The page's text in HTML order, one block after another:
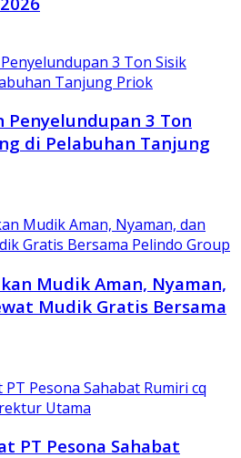
Penyelundupan 3 Ton
di Pelabuhan Tanjung
Mudik Aman, Nyaman,
Mudik Gratis Bersama
PT Pesona Sahabat